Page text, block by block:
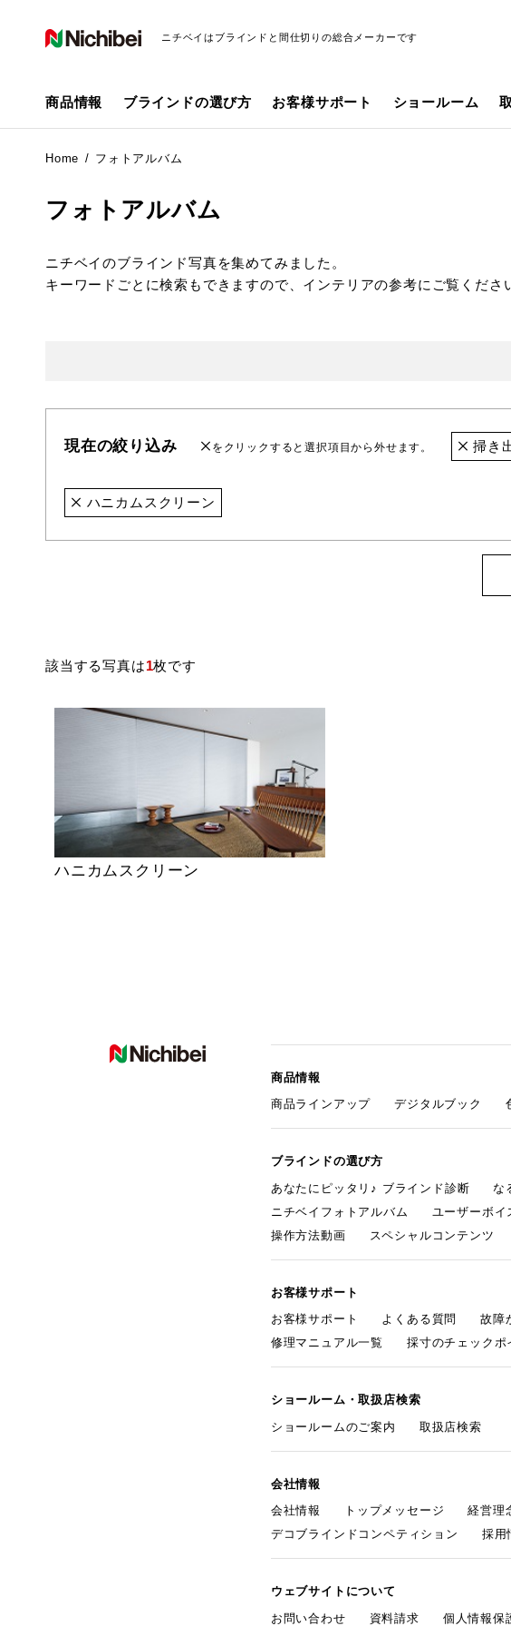
ニチベイはブラインドと間仕切りの総合メーカーです
商品情報 ブラインドの選び方 お客様サポート ショールーム
Home フォトアルバム
フォトアルバム
ニチベイのブラインド写真を集めてみました。
キーワードごとに検索もできますので、インテリアの参考にご覧くださ
現在の絞り込み をクリックすると選択項目から外せます。 掃き
ハニカムスクリーン
該当する写真は1枚です
ハニカムスクリーン
商品情報
商品ラインアップ
デジタルブック
ブラインドの選び方
あなたにピッタリ♪ ブラインド診断
な
ニチベイフォトアルバム
ユーザーボイ
操作方法動画
スペシャルコンテンツ
お客様サポート
お客様サポート
よくある質問 故障
修理マニュアル一覧
採寸のチェックポ
ショールーム・取扱店検索
ショールームのご案内
取扱店検索
会社情報
会社情報
トップメッセージ 経営理
デコブラインドコンペティション
採用
ウェブサイトについて
お問い合わせ
資料請求 個人情報保